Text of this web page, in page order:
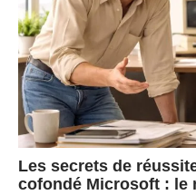
Les secrets de
cofondé Microsoft : le